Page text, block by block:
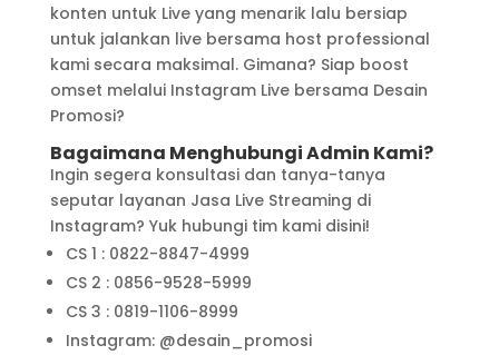
konten untuk Live yang menarik lalu bersiap
untuk jalankan live bersama host professional
kami secara maksimal. Gimana? Siap boost
omset melalui Instagram Live bersama Desain
Promosi?
Bagaimana Menghubungi Admin Kami?
Ingin segera konsultasi dan tanya-tanya
seputar layanan Jasa Live Streaming di
Instagram? Yuk hubungi tim kami disini!
CS 1 : 0822-8847-4999
CS 2 : 0856-9528-5999
CS 3 : 0819-1106-8999
Instagram: @desain_promosi